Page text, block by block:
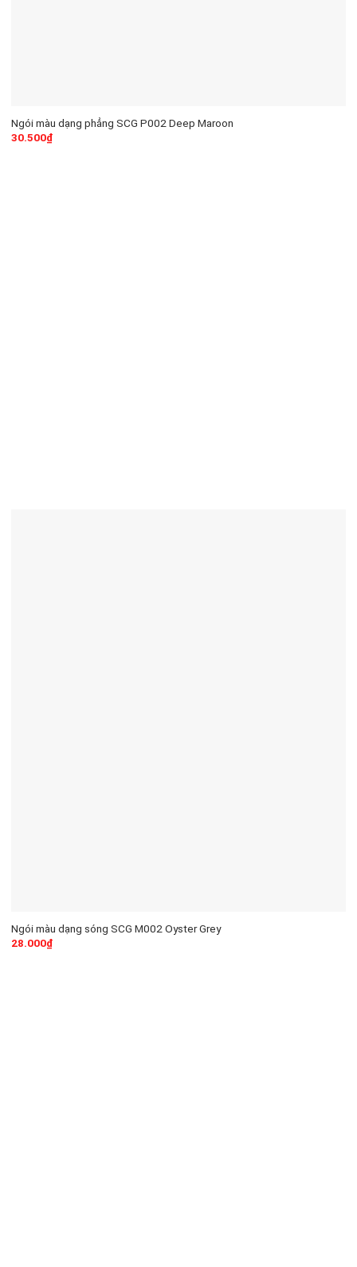
Ngói màu dạng phẳng SCG P002 Deep Maroon
30.500₫
Ngói màu dạng sóng SCG M002 Oyster Grey
28.000₫